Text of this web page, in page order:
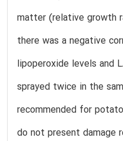
matter (relative growth
there was a negative
lipoperoxide levels and
sprayed twice in the
recommended for
do not present damage